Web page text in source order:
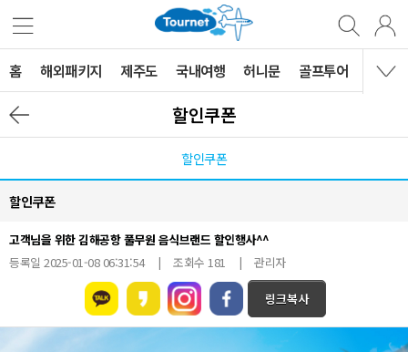
홈 해외패키지 제주도 국내여행 허니문 골프투어 MVG
할인쿠폰
할인쿠폰
할인쿠폰
고객님을 위한 김해공항 풀무원 음식브랜드 할인행사^^
등록일 2025-01-08 06:31:54 | 조회수 181 | 관리자